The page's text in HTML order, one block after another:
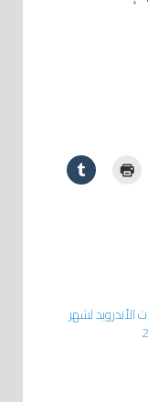
الأندرويد لشهر